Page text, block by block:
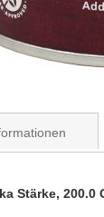
Stärke, 200.0